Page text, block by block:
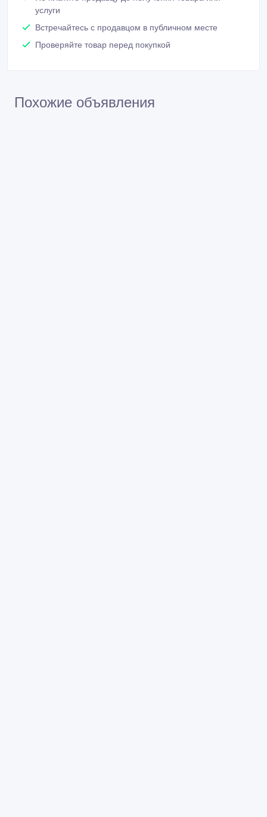
услуги
Встречайтесь с продавцом в публичном месте
Проверяйте товар перед покупкой
Похожие объявления